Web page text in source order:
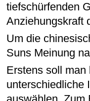
tiefschürfenden
Anziehungskraft
Um die
Suns Meinung
Erstens soll
unterschiedliche